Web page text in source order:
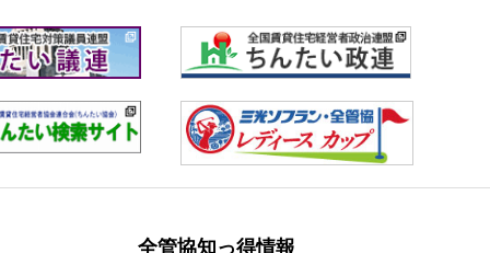
全管協知っ得情報